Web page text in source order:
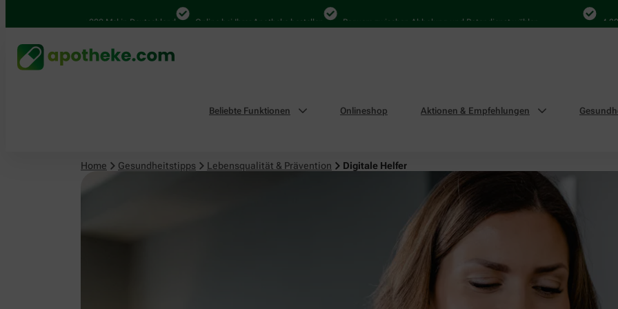
4.000 Mal in Deutschland Online bei Ihrer Apotheke bestellen Bequem zwischen Abholung und Botendienst wählen 4.000
Beliebte Funktionen Onlineshop Aktionen & Empfehlungen
Home Gesundheitstipps Lebensqualität & Prävention Digitale Helfer
Lebensqualität & Prävention